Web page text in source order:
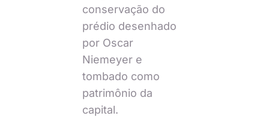
conservação do
prédio desenhado
por Oscar
Niemeyer e
tombado como
patrimônio da
capital.